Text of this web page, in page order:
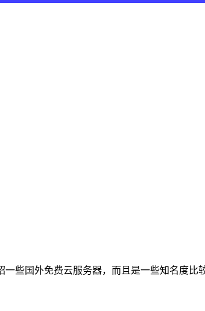
些国外免费云服务器，而且是一些知名度比